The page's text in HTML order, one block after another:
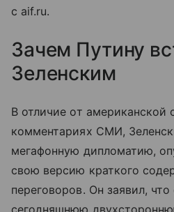
с aif.ru.
Зачем Путину
Зеленским
В отличие от американской
комментариях СМИ,
мегафонную дипломатию,
свою версию краткого
переговоров. Он заявил,